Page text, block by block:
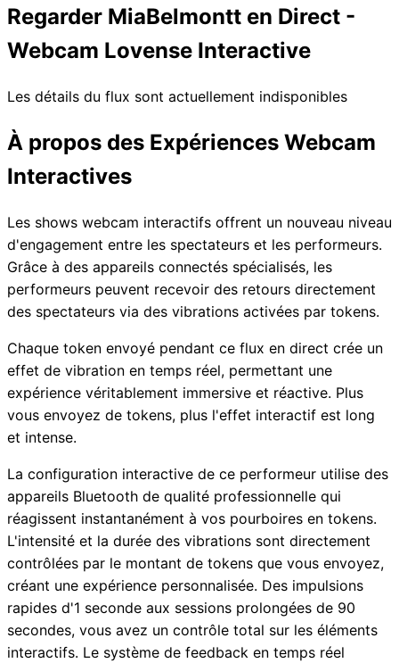
Regarder MiaBelmontt en Direct -
Webcam Lovense Interactive
Les détails du flux sont actuellement indisponibles
À propos des Expériences Webcam
Interactives
Les shows webcam interactifs offrent un nouveau niveau
d'engagement entre les spectateurs et les performeurs.
Grâce à des appareils connectés spécialisés, les
performeurs peuvent recevoir des retours directement
des spectateurs via des vibrations activées par tokens.
Chaque token envoyé pendant ce flux en direct crée un
effet de vibration en temps réel, permettant une
expérience véritablement immersive et réactive. Plus
vous envoyez de tokens, plus l'effet interactif est long
et intense.
La configuration interactive de ce performeur utilise des
appareils Bluetooth de qualité professionnelle qui
réagissent instantanément à vos pourboires en tokens.
L'intensité et la durée des vibrations sont directement
contrôlées par le montant de tokens que vous envoyez,
créant une expérience personnalisée. Des impulsions
rapides d'1 seconde aux sessions prolongées de 90
secondes, vous avez un contrôle total sur les éléments
interactifs. Le système de feedback en temps réel